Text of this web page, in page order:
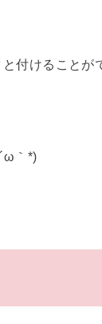
付けることが
｀*)